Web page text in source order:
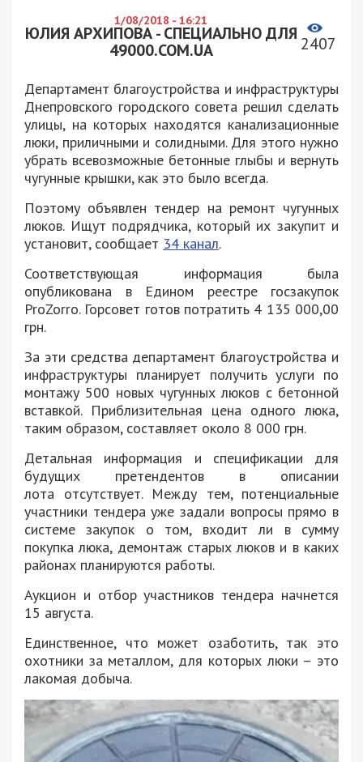
1/08/2018 - 16:21
ЮЛИЯ АРХИПОВА - СПЕЦИАЛЬНО ДЛЯ
49000.COM.UA
2407
Департамент благоустройства и инфраструктуры
Днепровского городского совета решил сделать
улицы, на которых находятся канализационные
люки, приличными и солидными. Для этого нужно
убрать всевозможные бетонные глыбы и вернуть
чугунные крышки, как это было всегда.
Поэтому объявлен тендер на ремонт чугунных
люков. Ищут подрядчика, который их закупит и
установит, сообщает 34 канал.
Соответствующая информация была
опубликована в Едином реестре госзакупок
ProZorro. Горсовет готов потратить 4 135 000,00
грн.
За эти средства департамент благоустройства и
инфраструктуры планирует получить услуги по
монтажу 500 новых чугунных люков с бетонной
вставкой. Приблизительная цена одного люка,
таким образом, составляет около 8 000 грн.
Детальная информация и спецификации для
будущих претендентов в описании
лота отсутствует. Между тем, потенциальные
участники тендера уже задали вопросы прямо в
системе закупок о том, входит ли в сумму
покупка люка, демонтаж старых люков и в каких
районах планируются работы.
Аукцион и отбор участников тендера начнется
15 августа.
Единственное, что может озаботить, так это
охотники за металлом, для которых люки – это
лакомая добыча.